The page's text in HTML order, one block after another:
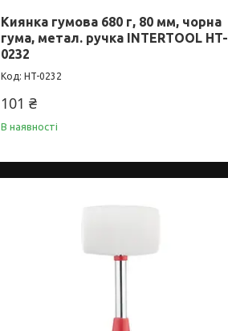
Киянка гумова 680 г, 80 мм, чорна
гума, метал. ручка INTERTOOL HT-
0232
HT-0232
101 ₴
В наявності